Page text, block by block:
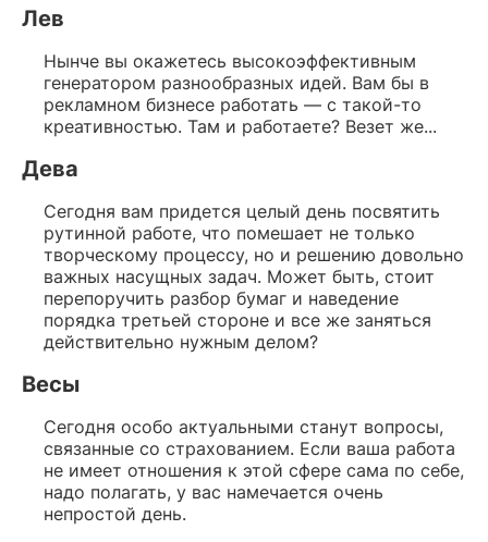
Лев
Нынче вы окажетесь высокоэффективным
генератором разнообразных идей. Вам бы в
рекламном бизнесе работать — с такой-то
креативностью. Там и работаете? Везет же...
Дева
Сегодня вам придется целый день посвятить
рутинной работе, что помешает не только
творческому процессу, но и решению довольно
важных насущных задач. Может быть, стоит
перепоручить разбор бумаг и наведение
порядка третьей стороне и все же заняться
действительно нужным делом?
Весы
Сегодня особо актуальными станут вопросы,
связанные со страхованием. Если ваша работа
не имеет отношения к этой сфере сама по себе,
надо полагать, у вас намечается очень
непростой день.